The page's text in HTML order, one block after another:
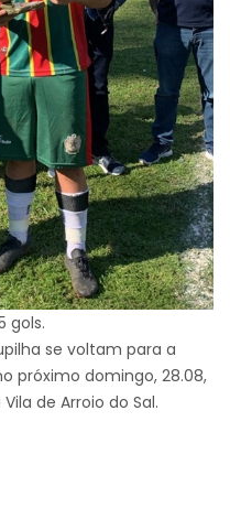
gols.
se voltam para a
próximo domingo, 28.08,
de Arroio do Sal.